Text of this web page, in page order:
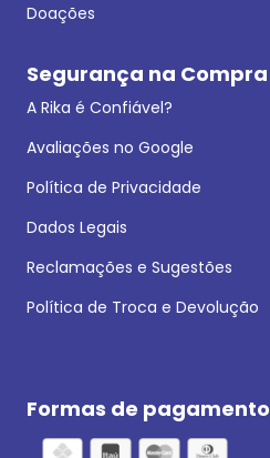
Doações
Segurança na Compra
A Rika é Confiável?
Avaliações no Google
Política de Privacidade
Dados Legais
Reclamações e Sugestões
Política de Troca e Devolução
Formas de pagamento